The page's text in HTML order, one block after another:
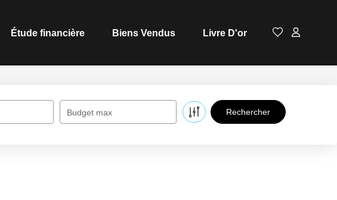
Étude financière Biens Vendus Livre D'or
Budget max